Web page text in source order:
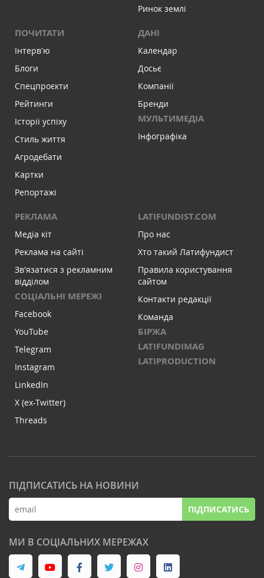
Ринок землі
ПОЧИТАТИ
Інтервʼю
Блоги
Спецпроєкти
Рейтинги
Історії успіху
Стиль життя
Агродебати
Картки
Репортажі
ДАНІ
Календар
Досьє
Компанії
Бренди
МУЛЬТИМЕДІА
Інфографіка
РЕКЛАМА
Медіа кіт
Реклама на сайті
Зв'язатися з рекламним
відділом
СОЦІАЛЬНІ МЕРЕЖІ
Facebook
YouTube
Telegram
Instagram
LinkedIn
X (ex-Twitter)
Threads
LATIFUNDIST.COM
Про нас
Хто такий Латифундист
Правила користування
сайтом
Контакти редакції
Команда
БІРЖА
LATIFUNDIMAG
LATIPRODUCTION
ПІДПИСАТИСЬ НА НОВИНИ
ПІДПИСАТИСЬ
МИ В СОЦІАЛЬНИХ МЕРЕЖАХ